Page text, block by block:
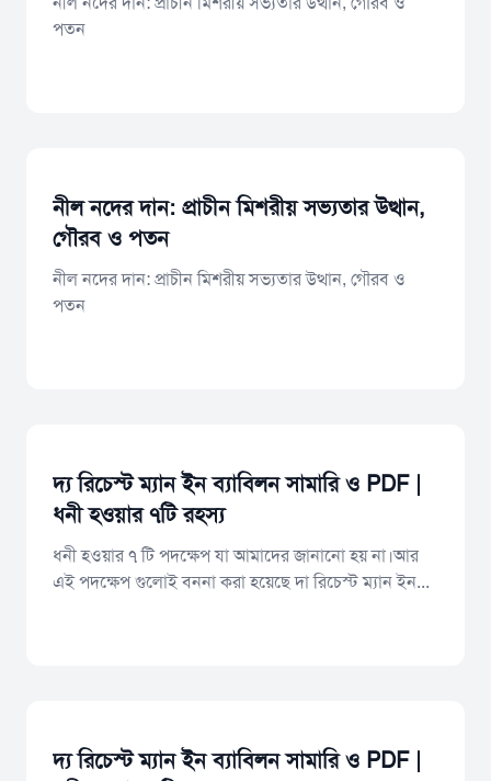
পতন
নীল নদের দান: প্রাচীন মিশরীয় সভ্যতার উত্থান,
গৌরব ও পতন
নীল নদের দান: প্রাচীন মিশরীয় সভ্যতার উত্থান, গৌরব ও
পতন
দ্য রিচেস্ট ম্যান ইন ব্যাবিলন সামারি ও PDF |
ধনী হওয়ার ৭টি রহস্য
ধনী হওয়ার ৭ টি পদক্ষেপ যা আমাদের জানানো হয় না।আর
এই পদক্ষেপ গুলোই বননা করা হয়েছে দা রিচেস্ট ম্যান ইন...
দ্য রিচেস্ট ম্যান ইন ব্যাবিলন সামারি ও PDF |